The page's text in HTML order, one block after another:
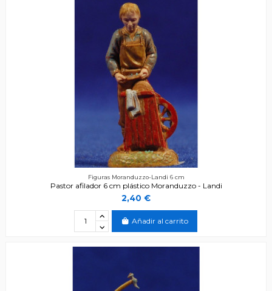
Figuras Moranduzzo-Landi 6 cm
Pastor afilador 6 cm plástico Moranduzzo - Landi
2,40 €
Añadir al carrito